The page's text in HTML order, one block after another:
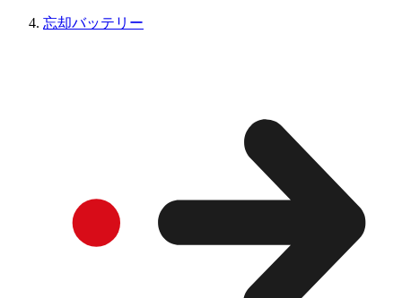
忘却バッテリー